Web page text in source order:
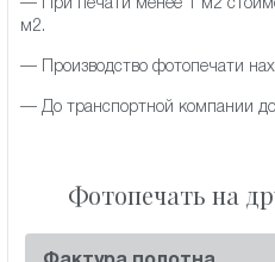
— При печати менее 1 м2
м2.
— Производство фотопечати
— До транспортной компании
Фотопечать на